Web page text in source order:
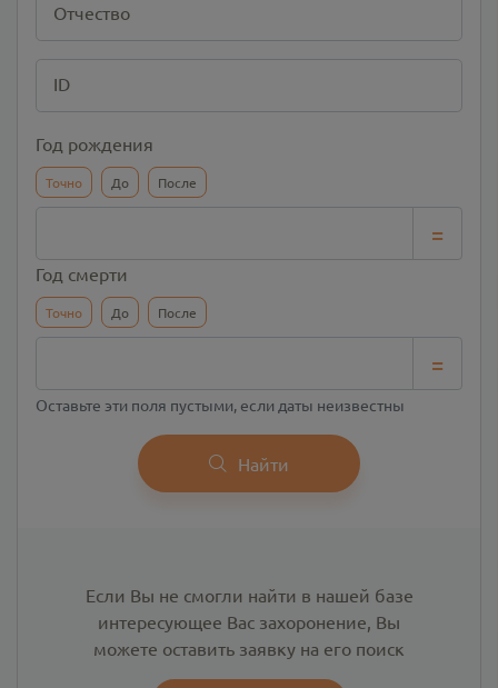
Отчество
ID
Год рождения
Точно До После
=
Год смерти
Точно До После
=
Оставьте эти поля пустыми, если даты неизвестны
Найти
Если Вы не смогли найти в нашей базе
интересующее Вас захоронение, Вы
можете оставить заявку на его поиск